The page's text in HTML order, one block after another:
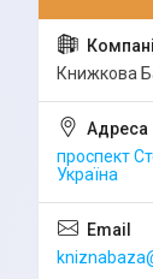
Книжкова
проспект
Україна